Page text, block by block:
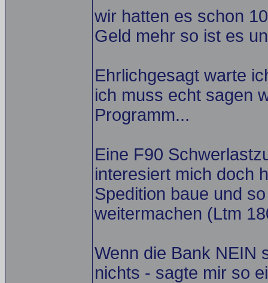
wir hatten es schon
Geld mehr so ist es
Ehrlichgesagt warte
ich muss echt sagen
Programm...
Eine F90
interesiert mich doch
Spedition baue und
weitermachen (Ltm
Wenn die Bank NEIN
nichts - sagte mir so